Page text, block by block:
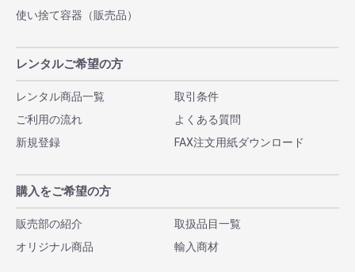
使い捨て容器（販売品）
レンタルご希望の方
レンタル商品一覧
取引条件
ご利用の流れ
よくある質問
新規登録
FAX注文用紙ダウンロード
購入をご希望の方
販売部の紹介
取扱品目一覧
オリジナル商品
輸入商材